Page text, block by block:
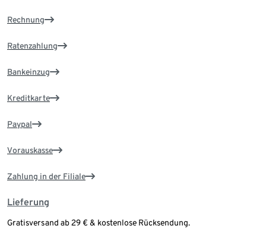
Rechnung
Ratenzahlung
Bankeinzug
Kreditkarte
Paypal
Vorauskasse
Zahlung in der Filiale
Lieferung
Gratisversand ab 29 € & kostenlose Rücksendung.